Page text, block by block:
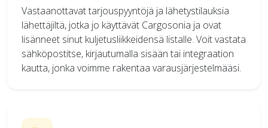
Vastaanottavat tarjouspyyntöjä ja lähetystilauksia
lähettäjiltä, jotka jo käyttävät Cargosonia ja ovat
lisänneet sinut kuljetusliikkeidensä listalle. Voit vastata
sähköpostitse, kirjautumalla sisään tai integraation
kautta, jonka voimme rakentaa varausjärjestelmääsi.